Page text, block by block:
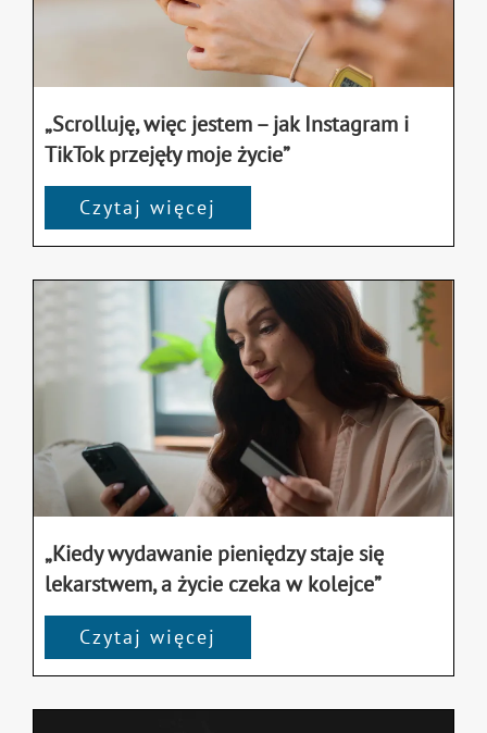
„Scrolluję, więc jestem – jak Instagram i
TikTok przejęły moje życie”
Czytaj więcej
„Kiedy wydawanie pieniędzy staje się
lekarstwem, a życie czeka w kolejce”
Czytaj więcej